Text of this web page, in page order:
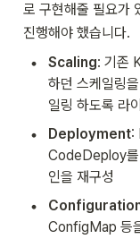
로 구현해줄 필요가
진행해야 했습니다.
• Scaling: 기존
하던 스케일링
일링 하도록 라
• Deployment:
CodeDeploy를
인을 재구성
•
ConfigMap 등